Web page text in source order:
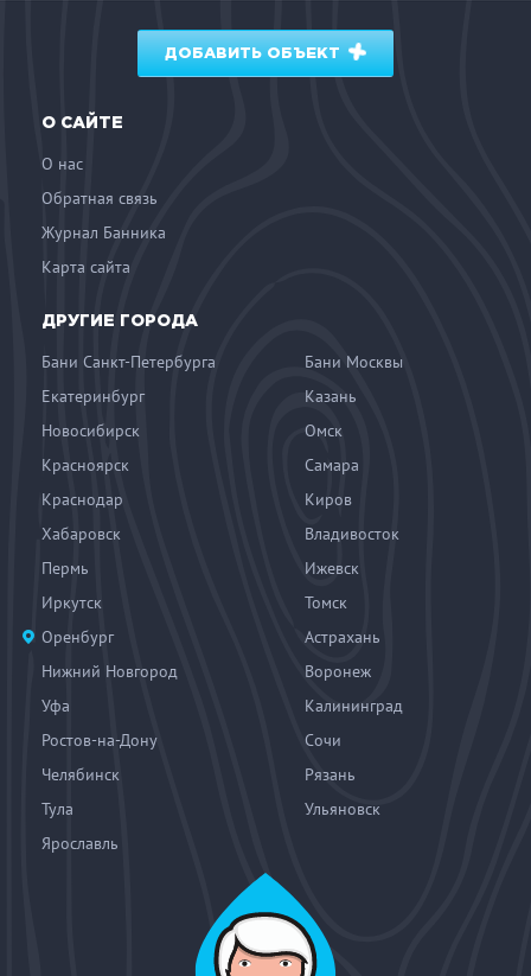
ДОБАВИТЬ ОБЪЕКТ
О САЙТЕ
О нас
Обратная связь
Журнал Банника
Карта сайта
ДРУГИЕ ГОРОДА
Бани Санкт-Петербурга
Бани Москвы
Екатеринбург
Казань
Новосибирск
Омск
Красноярск
Самара
Краснодар
Киров
Хабаровск
Владивосток
Пермь
Ижевск
Иркутск
Томск
Оренбург
Астрахань
Нижний Новгород
Воронеж
Уфа
Калининград
Ростов-на-Дону
Сочи
Челябинск
Рязань
Тула
Ульяновск
Ярославль